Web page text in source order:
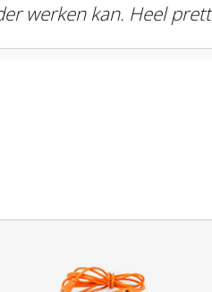
werken kan. Heel